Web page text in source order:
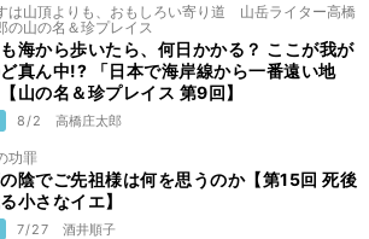
は山頂よりも、おもしろい寄り道 山岳ライター高橋
の山の名＆珍プレイス
海から歩いたら、何日かかる？ ここが我が
真ん中!? 「日本で海岸線から一番遠い地
山の名＆珍プレイス 第9回】
8/2 高橋庄太郎
功罪
陰でご先祖様は何を思うのか【第15回 死後
小さなイエ】
7/27 酒井順子